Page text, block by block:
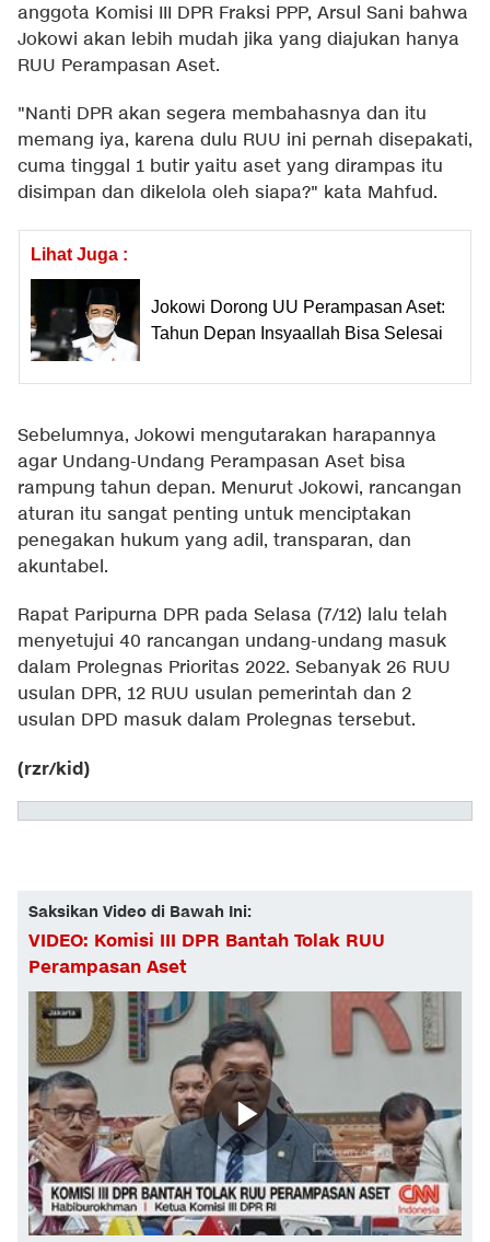
anggota Komisi III DPR Fraksi PPP, Arsul Sani bahwa
Jokowi akan lebih mudah jika yang diajukan hanya
RUU Perampasan Aset.
"Nanti DPR akan segera membahasnya dan itu
memang iya, karena dulu RUU ini pernah disepakati,
cuma tinggal 1 butir yaitu aset yang dirampas itu
disimpan dan dikelola oleh siapa?" kata Mahfud.
Lihat Juga :
Jokowi Dorong UU Perampasan Aset:
Tahun Depan Insyaallah Bisa Selesai
Sebelumnya, Jokowi mengutarakan harapannya
agar Undang-Undang Perampasan Aset bisa
rampung tahun depan. Menurut Jokowi, rancangan
aturan itu sangat penting untuk menciptakan
penegakan hukum yang adil, transparan, dan
akuntabel.
Rapat Paripurna DPR pada Selasa (7/12) lalu telah
menyetujui 40 rancangan undang-undang masuk
dalam Prolegnas Prioritas 2022. Sebanyak 26 RUU
usulan DPR, 12 RUU usulan pemerintah dan 2
usulan DPD masuk dalam Prolegnas tersebut.
(rzr/kid)
Saksikan Video di Bawah Ini:
VIDEO: Komisi III DPR Bantah Tolak RUU
Perampasan Aset